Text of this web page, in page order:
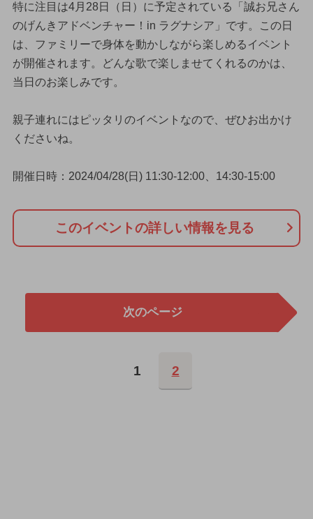
特に注目は4月28日（日）に予定されている「誠お兄さん
のげんきアドベンチャー！in ラグナシア」です。この日
は、ファミリーで身体を動かしながら楽しめるイベント
が開催されます。どんな歌で楽しませてくれるのかは、
当日のお楽しみです。
親子連れにはピッタリのイベントなので、ぜひお出かけ
くださいね。
開催日時：2024/04/28(日) 11:30-12:00、14:30-15:00
このイベントの詳しい情報を見る
次のページ
1 2